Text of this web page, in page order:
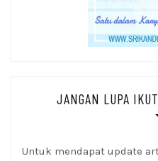
JANGAN LUPA
Untuk mendapat update